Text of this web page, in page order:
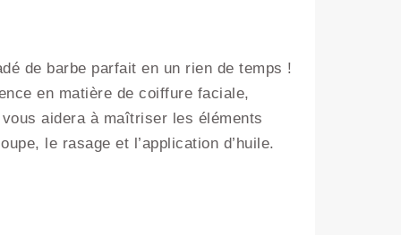
de barbe parfait en un rien de temps !
en matière de coiffure faciale,
aidera à maîtriser les éléments
le rasage et l’application d’huile.